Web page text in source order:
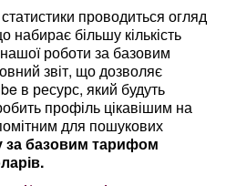
проводиться огляд
набирає більшу кількість
роботи за базовим
звіт, що дозволяє
в ресурс, який будуть
профіль цікавішим на
для пошукових
за базовим тарифом